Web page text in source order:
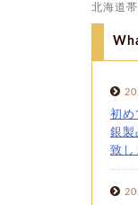
北海道
初め
銀製
致し